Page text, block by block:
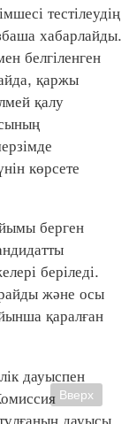
тестілеудің
хабарлайды.
белгіленген
қаржы
қалу
көрсете
берген
беріледі.
және осы
қаралған
дауыспен
дауысы
Вверх